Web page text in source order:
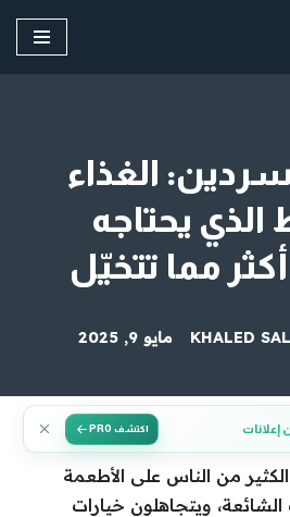
الغذاء
الذي يحتاجه
مما تتخيّل
KHALED مايو 9, 2025
إعلانات اكتشف PRO
من الناس على الأطعمة
ويتجاهلون خيارات